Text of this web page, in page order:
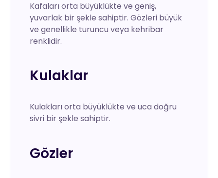
Kafaları orta büyüklükte ve geniş,
yuvarlak bir şekle sahiptir. Gözleri büyük
ve genellikle turuncu veya kehribar
renklidir.
Kulaklar
Kulakları orta büyüklükte ve uca doğru
sivri bir şekle sahiptir.
Gözler